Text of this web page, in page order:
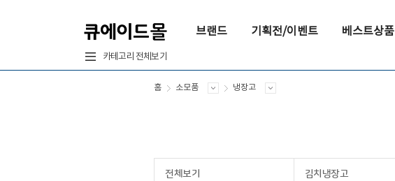
브랜드 기획전/이벤트 베스트상품
카테고리 전체보기
홈 소모품 냉장고
전체보기 김치냉장고